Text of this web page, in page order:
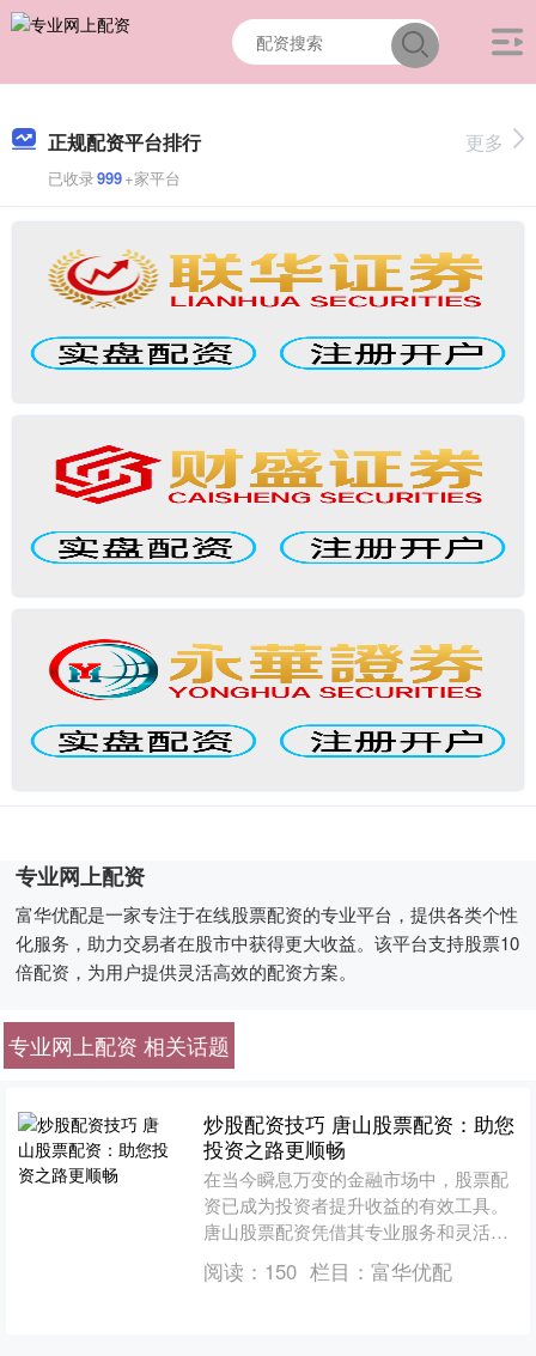
正规配资平台排行
已收录999+家平台
更多
专业网上配资
富华优配是一家专注于在线股票配资的专业平台，提供各类个性
化服务，助力交易者在股市中获得更大收益。该平台支持股票10
倍配资，为用户提供灵活高效的配资方案。
专业网上配资 相关话题
炒股配资技巧 唐山股票配资：助您
投资之路更顺畅
在当今瞬息万变的金融市场中，股票配
资已成为投资者提升收益的有效工具。
唐山股票配资凭借其专业服务和灵活的
配资方案，为投资者的投资之路保驾护
航。 * **合法合规：....
阅读： 150 栏目： 富华优配